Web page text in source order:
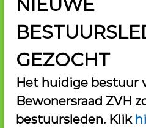
V
H
NIEUWE
GEZOCHT
Het huidige bestuur
Bewonersraad ZVH
bestuursleden. Klik